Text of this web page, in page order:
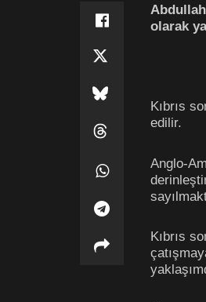
olarak
Kıbrıs
edilir.
Anglo-
Kıbrıs